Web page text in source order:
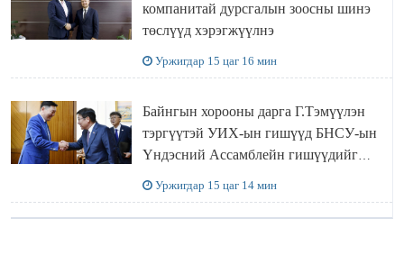
компанитай дурсгалын зоосны шинэ
төслүүд хэрэгжүүлнэ
Уржигдар 15 цаг 16 мин
Байнгын хорооны дарга Г.Тэмүүлэн
тэргүүтэй УИХ-ын гишүүд БНСУ-ын
Үндэсний Ассамблейн гишүүдийг
Уржигдар 15 цаг 14 мин